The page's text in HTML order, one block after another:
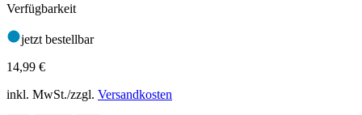
Verfügbarkeit
jetzt bestellbar
14,99 €
inkl. MwSt./zzgl. Versandkosten